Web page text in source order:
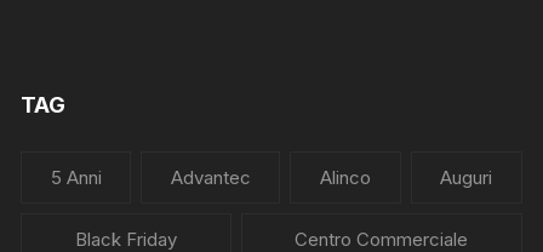
TAG
5 Anni Advantec Alinco Auguri
Black Friday Centro Commerciale